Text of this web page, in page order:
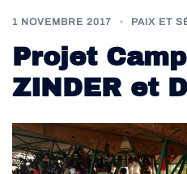
1 NOVEMBRE 2017 PAIX ET
Projet
ZINDER et